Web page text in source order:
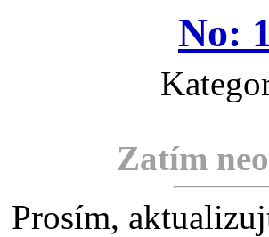
No:
Zatím
Prosím,